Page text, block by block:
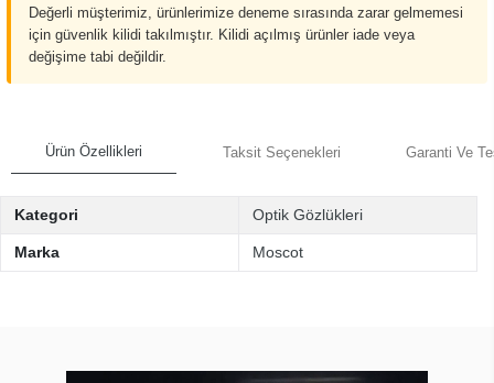
Değerli müşterimiz, ürünlerimize deneme sırasında zarar gelmemesi
için güvenlik kilidi takılmıştır. Kilidi açılmış ürünler iade veya
değişime tabi değildir.
Ürün Özellikleri Taksit Seçenekleri Garanti Ve
Kategori Optik Gözlükleri
Marka Moscot